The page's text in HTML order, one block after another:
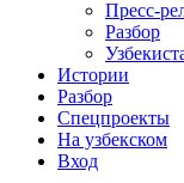
Пресс-
Разбор
Истории
Разбор
Спецпроекты
На узбекском
Вход